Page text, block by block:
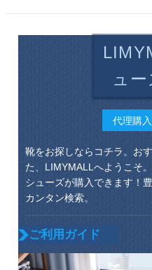
ュ
代理購
靴をお探しならコチラ。お
た、LIMYMALLへようこそ
シューズが購入できます！
カンタン検索。
ご利用ガイド